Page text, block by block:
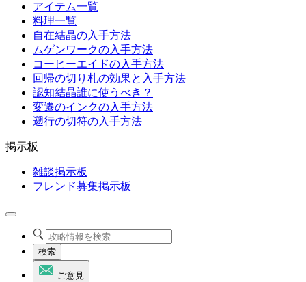
アイテム一覧
料理一覧
自在結晶の入手方法
ムゲンワークの入手方法
コーヒーエイドの入手方法
回帰の切り札の効果と入手方法
認知結晶誰に使うべき？
変遷のインクの入手方法
遡行の切符の入手方法
掲示板
雑談掲示板
フレンド募集掲示板
検索
ご意見